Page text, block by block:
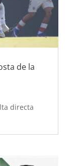
de la
directa